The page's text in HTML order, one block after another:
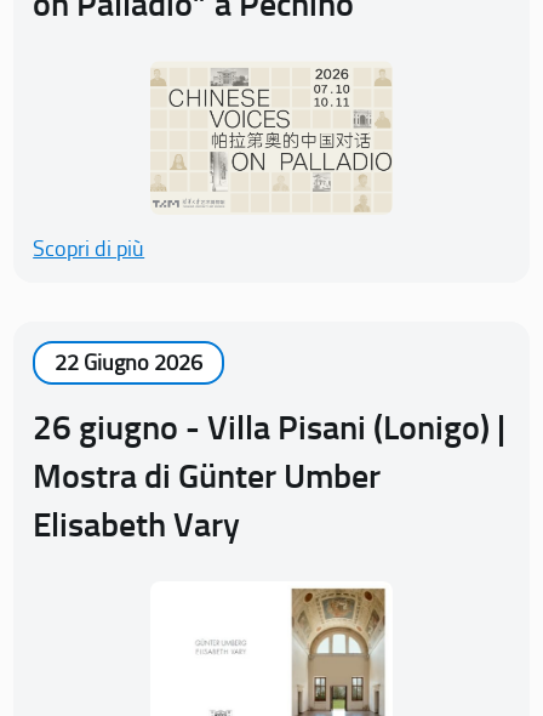
Scopri di più
22 Giugno 2026
26 giugno - Villa Pisani (Lonigo) |
Mostra di Günter Umber
Elisabeth Vary